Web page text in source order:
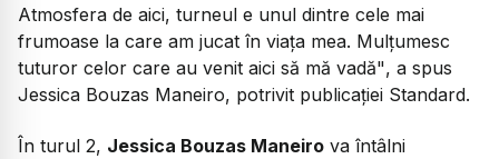
Atmosfera de aici, turneul e unul dintre cele mai
frumoase la care am jucat în viața mea. Mulțumesc
tuturor celor care au venit aici să mă vadă", a spus
Jessica Bouzas Maneiro, potrivit publicației Standard.
În turul 2, Jessica Bouzas Maneiro va întâlni